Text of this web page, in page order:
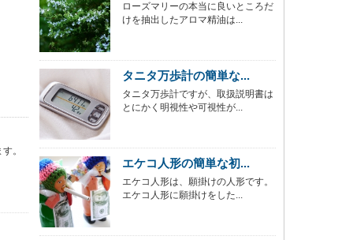
。
ローズマリーの本当に良いところだ
けを抽出したアロマ精油は...
タニタ万歩計の簡単な...
タニタ万歩計ですが、取扱説明書は
とにかく明視性や可視性が...
エケコ人形の簡単な初...
エケコ人形は、願掛けの人形です。
エケコ人形に願掛けをした...